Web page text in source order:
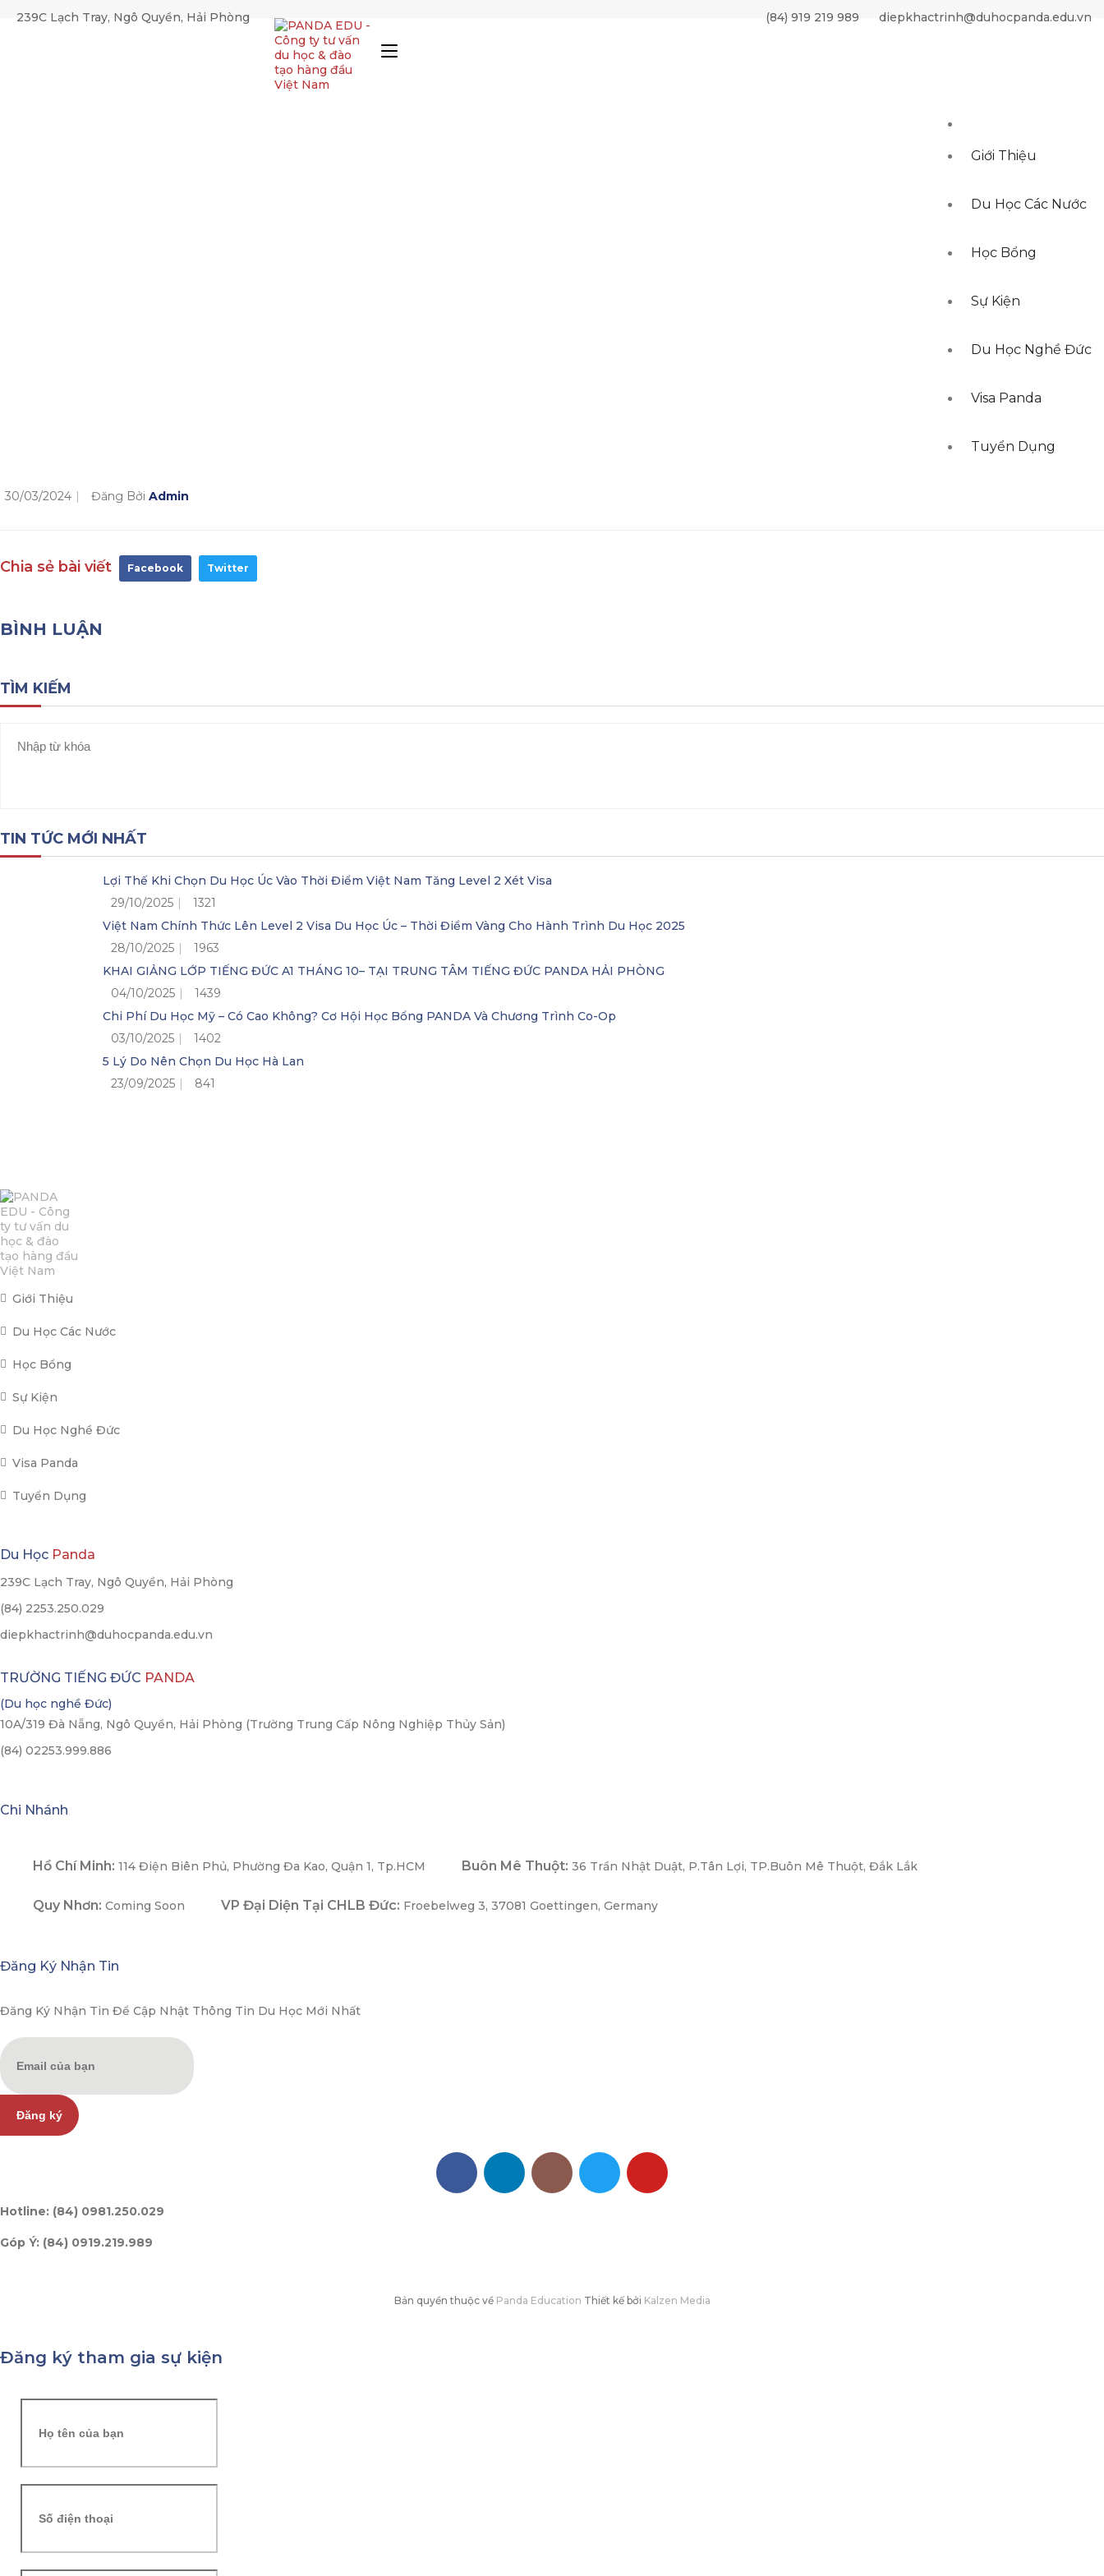
239C Lạch Tray, Ngô Quyền, Hải Phòng (84) 919 219 989 diepkhactrinh@duhocpanda.edu.vn
Giới Thiệu
Du Học Các Nước
Học Bổng
Sự Kiện
Du Học Nghề Đức
Visa Panda
Tuyển Dụng
30/03/2024 Đăng Bởi Admin
Chia sẻ bài viết Facebook Twitter
BÌNH LUẬN
TÌM KIẾM
TIN TỨC MỚI NHẤT
Lợi Thế Khi Chọn Du Học Úc Vào Thời Điểm Việt Nam Tăng Level 2 Xét Visa
29/10/2025
1321
Việt Nam Chính Thức Lên Level 2 Visa Du Học Úc – Thời Điểm Vàng Cho Hành Trình Du Học 2025
28/10/2025
1963
KHAI GIẢNG LỚP TIẾNG ĐỨC A1 THÁNG 10– TẠI TRUNG TÂM TIẾNG ĐỨC PANDA HẢI PHÒNG
04/10/2025
1439
Chi Phí Du Học Mỹ – Có Cao Không? Cơ Hội Học Bổng PANDA Và Chương Trình Co-Op
03/10/2025
1402
5 Lý Do Nên Chọn Du Học Hà Lan
23/09/2025
841
Giới Thiệu
Du Học Các Nước
Học Bổng
Sự Kiện
Du Học Nghề Đức
Visa Panda
Tuyển Dụng
Du Học Panda
239C Lạch Tray, Ngô Quyền, Hải Phòng
(84) 2253.250.029
diepkhactrinh@duhocpanda.edu.vn
TRƯỜNG TIẾNG ĐỨC PANDA
(Du học nghề Đức)
10A/319 Đà Nẵng, Ngô Quyền, Hải Phòng (Trường Trung Cấp Nông Nghiệp Thủy Sản)
(84) 02253.999.886
Chi Nhánh
Hồ Chí Minh: 114 Điện Biên Phủ, Phường Đa Kao, Quận 1, Tp.HCM Buôn Mê Thuột: 36 Trần Nhật Duật, P.Tân Lợi, TP.Buôn Mê Thuột, Đắk Lắk
Quy Nhơn: Coming Soon VP Đại Diện Tại CHLB Đức: Froebelweg 3, 37081 Goettingen, Germany
Đăng Ký Nhận Tin
Đăng Ký Nhận Tin Để Cập Nhật Thông Tin Du Học Mới Nhất
Đăng ký
Hotline: (84) 0981.250.029
Góp Ý: (84) 0919.219.989
Bản quyền thuộc về Panda Education Thiết kế bởi Kalzen Media
Đăng ký tham gia sự kiện